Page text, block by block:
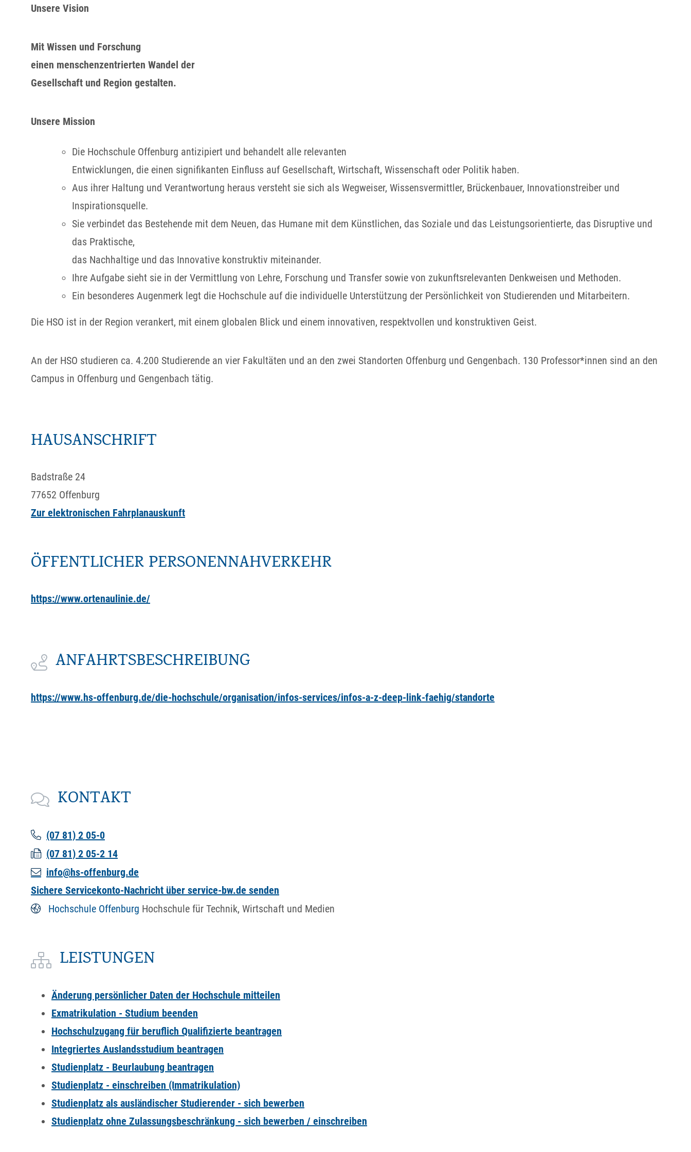
Unsere Vision
Mit Wissen und Forschung
einen menschenzentrierten Wandel der
Gesellschaft und Region gestalten.
Unsere Mission
Die Hochschule Offenburg antizipiert und behandelt alle relevanten
Entwicklungen, die einen signifikanten Einfluss auf Gesellschaft, Wirtschaft, Wissenschaft oder Politik haben.
Aus ihrer Haltung und Verantwortung heraus versteht sie sich als Wegweiser, Wissensvermittler, Brückenbauer, Innovationstreiber und
Inspirationsquelle.
Sie verbindet das Bestehende mit dem Neuen, das Humane mit dem Künstlichen, das Soziale und das Leistungsorientierte, das Disruptive und
das Praktische,
das Nachhaltige und das Innovative konstruktiv miteinander.
Ihre Aufgabe sieht sie in der Vermittlung von Lehre, Forschung und Transfer sowie von zukunftsrelevanten Denkweisen und Methoden.
Ein besonderes Augenmerk legt die Hochschule auf die individuelle Unterstützung der Persönlichkeit von Studierenden und Mitarbeitern.
Die HSO ist in der Region verankert, mit einem globalen Blick und einem innovativen, respektvollen und konstruktiven Geist.
An der HSO studieren ca. 4.200 Studierende an vier Fakultäten und an den zwei Standorten Offenburg und Gengenbach. 130 Professor*innen sind an den
Campus in Offenburg und Gengenbach tätig.
HAUSANSCHRIFT
Badstraße 24
77652 Offenburg
Zur elektronischen Fahrplanauskunft
ÖFFENTLICHER PERSONENNAHVERKEHR
https://www.ortenaulinie.de/
ANFAHRTSBESCHREIBUNG
https://www.hs-offenburg.de/die-hochschule/organisation/infos-services/infos-a-z-deep-link-faehig/standorte
KONTAKT
(07 81) 2 05-0
(07 81) 2 05-2 14
info@hs-offenburg.de
Sichere Servicekonto-Nachricht über service-bw.de senden
Hochschule Offenburg Hochschule für Technik, Wirtschaft und Medien
LEISTUNGEN
Änderung persönlicher Daten der Hochschule mitteilen
Exmatrikulation - Studium beenden
Hochschulzugang für beruflich Qualifizierte beantragen
Integriertes Auslandsstudium beantragen
Studienplatz - Beurlaubung beantragen
Studienplatz - einschreiben (Immatrikulation)
Studienplatz als ausländischer Studierender - sich bewerben
Studienplatz ohne Zulassungsbeschränkung - sich bewerben / einschreiben